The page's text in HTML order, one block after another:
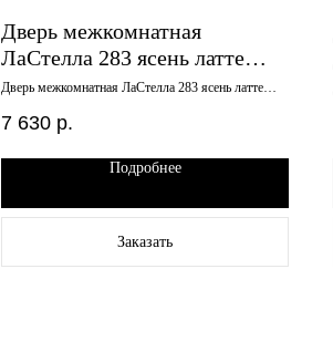
Дверь межкомнатная
ЛаСтелла 283 ясень латте
мателюкс 800х2000
Дверь межкомнатная ЛаСтелла 283 ясень латте
7 630 р.
Подробнее
Заказать